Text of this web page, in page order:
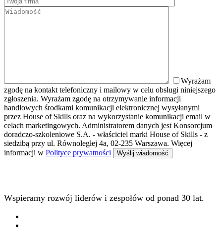
Wyrażam
zgodę na kontakt telefoniczny i mailowy w celu obsługi niniejszego
zgłoszenia. Wyrażam zgodę na otrzymywanie informacji
handlowych środkami komunikacji elektronicznej wysyłanymi
przez House of Skills oraz na wykorzystanie komunikacji email w
celach marketingowych. Administratorem danych jest Konsorcjum
doradczo-szkoleniowe S.A. - właściciel marki House of Skills - z
siedzibą przy ul. Równoległej 4a, 02-235 Warszawa. Więcej
informacji w Polityce prywatności
Wspieramy rozwój liderów i zespołów od ponad 30 lat.